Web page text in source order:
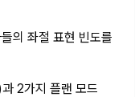
의 좌절 표현 빈도를
2가지 플랜 모드